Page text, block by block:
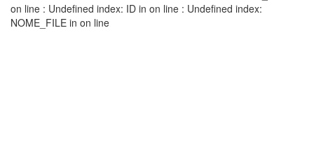
on line : Undefined index: ID in on line : Undefined index:
NOME_FILE in on line